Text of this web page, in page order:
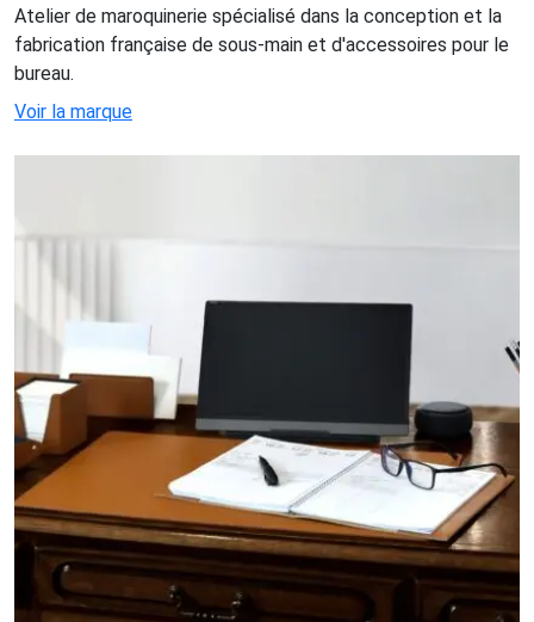
Atelier de maroquinerie spécialisé dans la conception et la
fabrication française de sous-main et d'accessoires pour le
bureau.
Voir la marque